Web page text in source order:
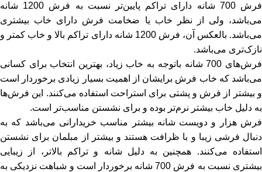
فرش‌ 700 شانه
دارای تراکم پایین‌‌تر نسبت به فرش 1200 شانه
می‌باشد، ولی از نظر خاب یا ضخامت فرش دارای خاب بیشتری
می‌باشد. بالعکس آن، فرش 1200 شانه دارای تراکم بالا و خاب کمتر و
نازک‌تری می‌باشد.
فرش‌های 700 شانه باتوجه‌ به خاب زیاد، بهترین انتخاب برای کسانی
می‌باشد که خاب فرش برایشان از اهمیت بسیار زیادی برخوردار است
و بیشتر از فرش و پشتی برای استراحت استفاده می‌کنند. این فرش‌ها
به دلیل خاب بیشتر نرم‌‌تر بوده و برای نشستن مناسب‌تر است.
فرش‌ هزار و دویست شانه بیشتر مناسب خریدارانی می‌باشد که به
دنبال فرشی زیبا و با ظرافت هستند و بیشتر از مبلمان برای نشستن
استفاده می‌کنند. همچنین به دلیل شانه و تراکم بالاتر، از زیبایی
بیشتری نسبت به فرش 700 شانه برخوردار است و شباهت نزدیکی به